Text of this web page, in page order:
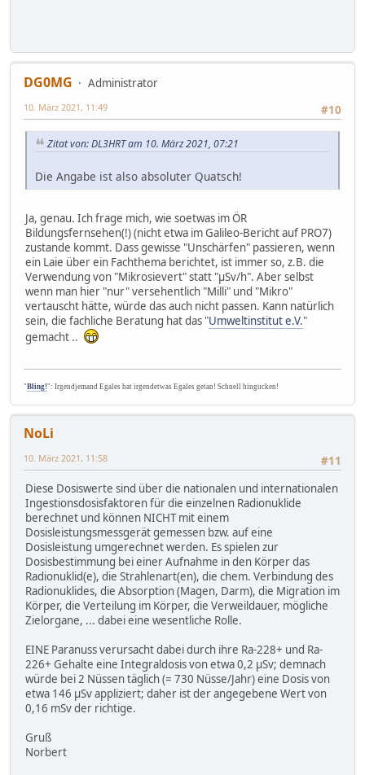
DG0MG
Administrator
#10
10. März 2021, 11:49
Zitat von: DL3HRT am 10. März 2021, 07:21
Die Angabe ist also absoluter Quatsch!
Ja, genau. Ich frage mich, wie soetwas im ÖR
Bildungsfernsehen(!) (nicht etwa im Galileo-Bericht auf PRO7)
zustande kommt. Dass gewisse "Unschärfen" passieren, wenn
ein Laie über ein Fachthema berichtet, ist immer so, z.B. die
Verwendung von "Mikrosievert" statt "µSv/h". Aber selbst
wenn man hier "nur" versehentlich "Milli" und "Mikro"
vertauscht hätte, würde das auch nicht passen. Kann natürlich
sein, die fachliche Beratung hat das "Umweltinstitut e.V."
gemacht ..
"Bling!": Irgendjemand Egales hat irgendetwas Egales getan! Schnell hingucken!
NoLi
#11
10. März 2021, 11:58
Diese Dosiswerte sind über die nationalen und internationalen
Ingestionsdosisfaktoren für die einzelnen Radionuklide
berechnet und können NICHT mit einem
Dosisleistungsmessgerät gemessen bzw. auf eine
Dosisleistung umgerechnet werden. Es spielen zur
Dosisbestimmung bei einer Aufnahme in den Körper das
Radionuklid(e), die Strahlenart(en), die chem. Verbindung des
Radionuklides, die Absorption (Magen, Darm), die Migration im
Körper, die Verteilung im Körper, die Verweildauer, mögliche
Zielorgane, ... dabei eine wesentliche Rolle.
EINE Paranuss verursacht dabei durch ihre Ra-228+ und Ra-
226+ Gehalte eine Integraldosis von etwa 0,2 µSv; demnach
würde bei 2 Nüssen täglich (= 730 Nüsse/Jahr) eine Dosis von
etwa 146 µSv appliziert; daher ist der angegebene Wert von
0,16 mSv der richtige.
Gruß
Norbert